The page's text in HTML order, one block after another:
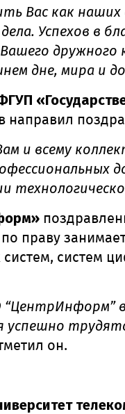
Вас как
Успехов в
дне, мира и
направил
и всему
праву
систем
успешно
он.